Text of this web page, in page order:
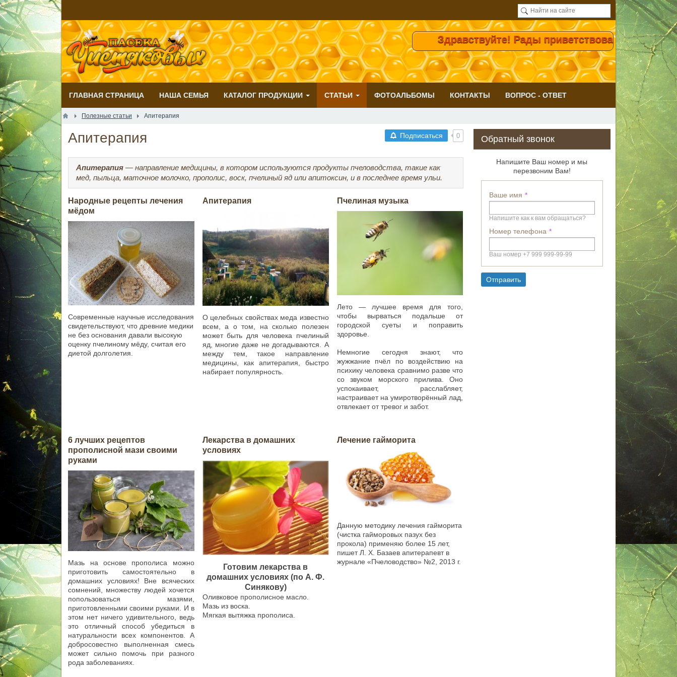
Здравствуйте! Рады приветствовать Вас на
ГЛАВНАЯ СТРАНИЦА НАША СЕМЬЯ КАТАЛОГ ПРОДУКЦИИ СТАТЬИ ФОТОАЛЬБОМЫ КОНТАКТЫ ВОПРОС - ОТВЕТ
Полезные статьи ​Апитерапия
Подписаться 0
​Апитерапия
Апитерапия— направление медицины, в котором используются продукты пчеловодства, такие как
мед, пыльца, маточное молочко, прополис, воск, пчелиный яд или апитоксин, и в последнее время ульи.
Народные рецепты лечения
мёдом
Современные научные исследования
свидетельствуют, что древние медики
не без основания давали высокую
оценку пчелиному мёду, считая его
диетой долголетия.
Апитерапия
О целебных свойствах меда известно
всем, а о том, на сколько полезен
может быть для человека пчелиный
яд, многие даже не догадываются. А
между тем, такое направление
медицины, как апитерапия, быстро
набирает популярность.
Пчелиная музыка
Лето — лучшее время для того,
чтобы вырваться подальше от
городской суеты и поправить
здоровье.
Немногие сегодня знают, что
жужжание пчёл по воздействию на
психику человека сравнимо разве что
со звуком морского прилива. Оно
успокаивает, расслабляет,
настраивает на умиротворённый лад,
отвлекает от тревог и забот.
6 лучших рецептов
прополисной мази своими
руками
Мазь на основе прополиса можно
приготовить самостоятельно в
домашних условиях! Вне всяческих
сомнений, множеству людей хочется
попользоваться мазями,
приготовленными своими руками. И в
этом нет ничего удивительного, ведь
это отличный способ убедиться в
натуральности всех компонентов. А
добросовестно выполненная смесь
может сильно помочь при разного
рода заболеваниях.
Лекарства в домашних
условиях
Готовим лекарства в
домашних условиях (по А. Ф.
Синякову)
Оливковое прополисное масло.
Мазь из воска.
Мягкая вытяжка прополиса.
Лечение гайморита
Данную методику лечения гайморита
(чистка гайморовых пазух без
прокола) применяю более 15 лет,
пишет Л. Х. Базаев апитерапевт в
журнале «Пчеловодство» №2, 2013 г.
Обратный звонок
Напишите Ваш номер и мы
перезвоним Вам!
Ваше имя
Напишите как к вам обращаться?
Номер телефона
Ваш номер +7 999 999-99-99
Отправить